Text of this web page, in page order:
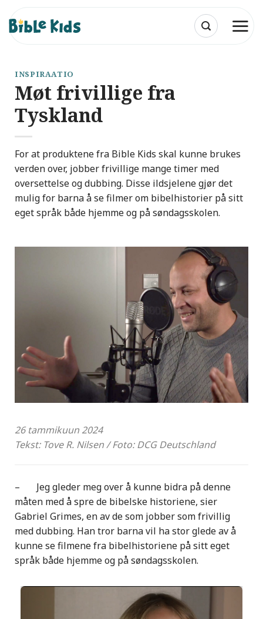
content
INSPIRAATIO
Møt frivillige fra
Tyskland
For at produktene fra Bible Kids skal kunne brukes
verden over, jobber frivillige mange timer med
oversettelse og dubbing. Disse ildsjelene gjør det
mulig for barna å se filmer om bibelhistorier på sitt
eget språk både hjemme og på søndagsskolen.
26 tammikuun 2024
Tekst: Tove R. Nilsen / Foto: DCG Deutschland
– Jeg gleder meg over å kunne bidra på denne
måten med å spre de bibelske historiene, sier
Gabriel Grimes, en av de som jobber som frivillig
med dubbing. Han tror barna vil ha stor glede av å
kunne se filmene fra bibelhistoriene på sitt eget
språk både hjemme og på søndagsskolen.